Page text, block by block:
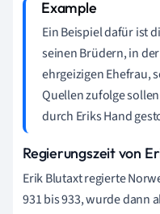
Ein Beispiel dafür ist
seinen Brüdern, in
ehrgeizigen Ehefrau,
Quellen zufolge
durch Eriks Hand
Regierungszeit von
Erik Blutaxt regierte
931 bis 933, wurde dann